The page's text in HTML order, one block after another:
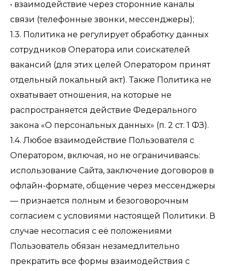
• взаимодействие через сторонние каналы
связи (телефонные звонки, мессенджеры);
1.3. Политика не регулирует обработку данных
сотрудников Оператора или соискателей
вакансий (для этих целей Оператором принят
отдельный локальный акт). Также Политика не
охватывает отношения, на которые не
распространяется действие Федерального
закона «О персональных данных» (п. 2 ст. 1 ФЗ).
1.4. Любое взаимодействие Пользователя с
Оператором, включая, но не ограничиваясь:
использование Сайта, заключение договоров в
офлайн-формате, общение через мессенджеры
— признается полным и безоговорочным
согласием с условиями настоящей Политики. В
случае несогласия с её положениями
Пользователь обязан незамедлительно
прекратить все формы взаимодействия с